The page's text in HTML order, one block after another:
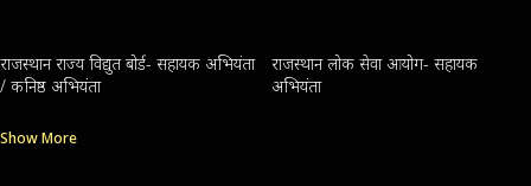
राजस्थान राज्य विद्युत बोर्ड- सहायक अभियंता
/ कनिष्ठ अभियंता
राजस्थान लोक सेवा आयोग- सहायक
अभियंता
Show More